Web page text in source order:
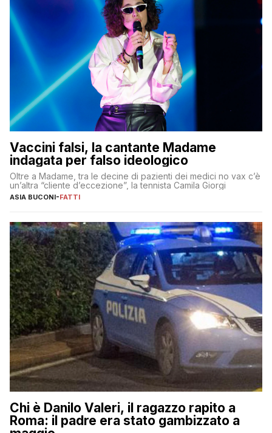
Vaccini falsi, la cantante Madame
indagata per falso ideologico
Oltre a Madame, tra le decine di pazienti dei medici no vax c’è
un’altra “cliente d’eccezione”, la tennista Camila Giorgi
ASIA BUCONI-FATTI
Chi è Danilo Valeri, il ragazzo rapito a
Roma: il padre era stato gambizzato a